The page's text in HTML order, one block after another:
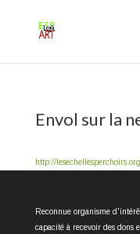
Envol sur la
http://
Reconnue organisme
capacité à recevoir des dons